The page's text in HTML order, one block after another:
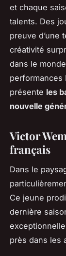
et chaque
talents. Des
preuve d’une
créativité
dans le
performances
présente les
nouvelle
Victor
français
Dans le
Ce jeune
dernière
près dans les